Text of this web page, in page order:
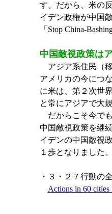
す。だから、米の
イデン政権が中国
「Stop China-
中国敵視政策は
アジア系住民（移
アメリカの今につ
に米は、第２次世
と常にアジアで大
だからこそ今で
中国敵視政策を継
イデンの中国敵視
１歩となりました。
・３・２７行動の
Actions in 60 cities